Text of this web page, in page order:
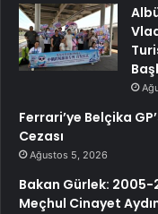
Ferrari’ye Belçika
Cezası
Ağustos 5, 2026
Bakan Gürlek: 2005-
Meçhul Cinayet